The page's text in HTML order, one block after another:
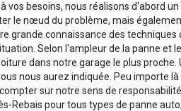
vos besoins, nous réalisons d'abord
le nœud du problème, mais
grande connaissance des techniques
Selon l'ampleur de la panne et
dans notre garage le plus proche.
nous aurez indiquée. Peu importe
sur notre sens de
Rebais pour tous types de panne